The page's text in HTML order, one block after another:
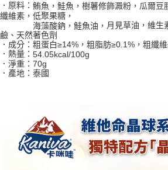
【「AFTEE先享後付」結帳流程】
１．於結帳方式選擇「AFTEE先享後付」後，將
結帳頁面，進行簡訊認證並確認金額後，即可完
２．訂單成立數日內，您將收到繳費通知簡訊。
３．收到繳費通知簡訊後14天內，點擊此簡訊中
ATM／網路銀行／等多元方式進行付款，方視為交
※ 請注意：結帳手續完成當下不需立刻繳費，但
客戶支援中心」
https://
【注意事項】
１．透過由恩沛科技股份有限公司提供之「
易，需依本服務之必要範圍內提供個人資料，並
每筆NT$65
7-11取貨付款
每筆NT$65
宅配運費
．原料： 鮪魚，鮭魚，樹薯修飾澱粉，瓜爾豆
纖維素，低聚果糖，
海藻酸鈉，鮭魚油， 月見草油，維生
鹼、天然著色劑
．成分： 粗蛋白≥14%，粗脂肪≥0.1%，粗纖
．熱量： 54.05kcal/100g
．淨重：70g
．產地：泰國